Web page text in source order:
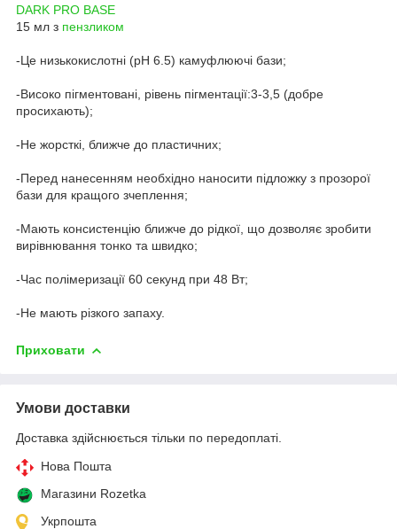
DARK PRO BASE
15 мл з пензликом
-Це низькокислотні (pH 6.5) камуфлюючі бази;
-Високо пігментовані, рівень пігментації:3-3,5 (добре
просихають);
-Не жорсткі, ближче до пластичних;
-Перед нанесенням необхідно наносити підложку з прозорої
бази для кращого зчеплення;
-Мають консистенцію ближче до рідкої, що дозволяє зробити
вирівнювання тонко та швидко;
-Час полімеризації 60 секунд при 48 Вт;
-Не мають різкого запаху.
Приховати
Умови доставки
Доставка здійснюється тільки по передоплаті.
Нова Пошта
Магазини Rozetka
Укрпошта